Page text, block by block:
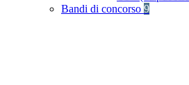
Bandi di concorso 9